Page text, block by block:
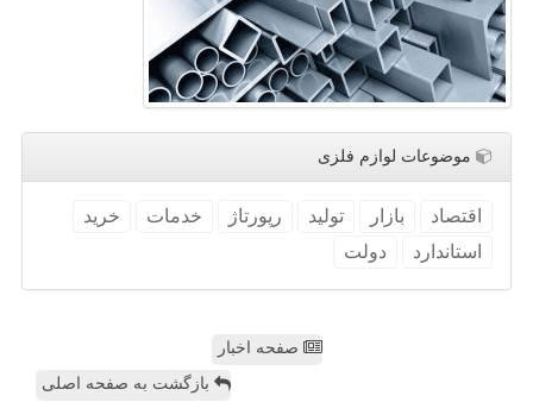
موضوعات لوازم فلزی
اقتصاد بازار تولید رپورتاژ خدمات
خرید
استاندارد
دولت
صفحه اخبار
بازگشت به صفحه اصلی